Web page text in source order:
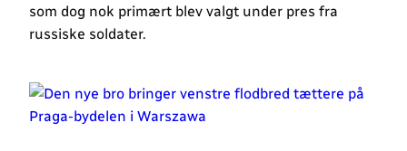
som dog nok primært blev valgt under pres fra
russiske soldater.